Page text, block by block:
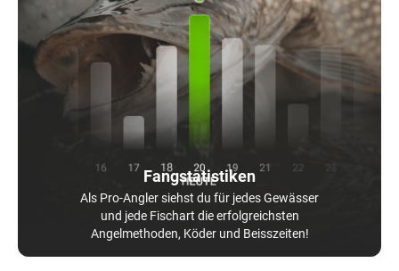
Fangstatistiken
Als Pro-Angler siehst du für jedes Gewässer
und jede Fischart die erfolgreichsten
Angelmethoden, Köder und Beisszeiten!